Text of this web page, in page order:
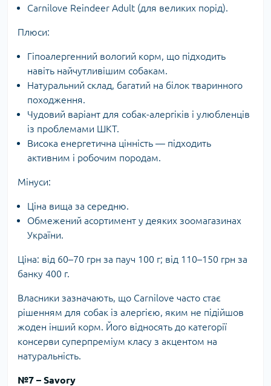
Carnilove Reindeer Adult (для великих порід).
Плюси:
Гіпоалергенний вологий корм, що підходить
навіть найчутливішим собакам.
Натуральний склад, багатий на білок тваринного
походження.
Чудовий варіант для собак-алергіків і улюбленців
із проблемами ШКТ.
Висока енергетична цінність — підходить
активним і робочим породам.
Мінуси:
Ціна вища за середню.
Обмежений асортимент у деяких зоомагазинах
України.
Ціна: від 60–70 грн за пауч 100 г; від 110–150 грн за
банку 400 г.
Власники зазначають, що Carnilove часто стає
рішенням для собак із алергією, яким не підійшов
жоден інший корм. Його відносять до категорії
консерви суперпреміум класу з акцентом на
натуральність.
№7 – Savory